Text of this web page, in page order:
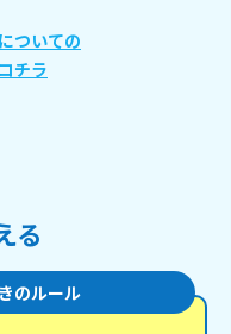
ついての
チラ
る
のルール